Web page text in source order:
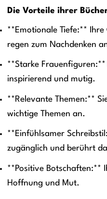
Die Vorteile ihrer
**Emotionale Tiefe:**
regen zum Nachdenken
**Starke
inspirierend und mutig.
**Relevante Themen:**
wichtige Themen an.
**Einfühlsamer
zugänglich und berührt
**Positive Botschaften:**
Hoffnung und Mut.